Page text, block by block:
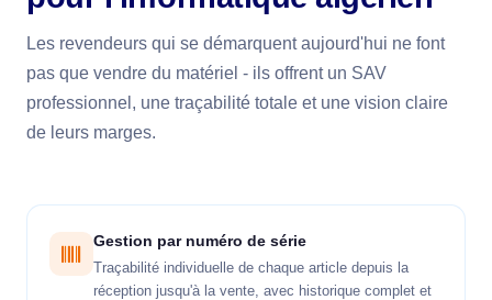
Les revendeurs qui se démarquent aujourd'hui ne font
pas que vendre du matériel - ils offrent un SAV
professionnel, une traçabilité totale et une vision claire
de leurs marges.
Gestion par numéro de série
Traçabilité individuelle de chaque article depuis la
réception jusqu'à la vente, avec historique complet et